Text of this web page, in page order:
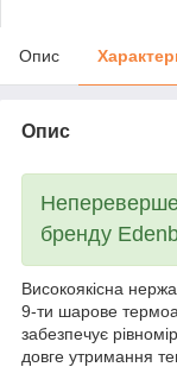
Опис
Опис
бренду
Високоякісна
9-ти шарове
забезпечує
довге утримання